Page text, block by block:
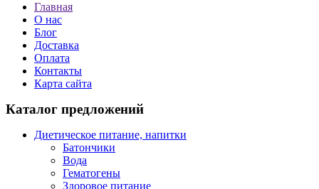
Главная
О нас
Блог
Доставка
Оплата
Контакты
Карта сайта
Каталог предложений
Диетическое питание, напитки
Батончики
Вода
Гематогены
Здоровое питание